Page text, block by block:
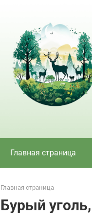
Главная страница
Главная страница
Бурый